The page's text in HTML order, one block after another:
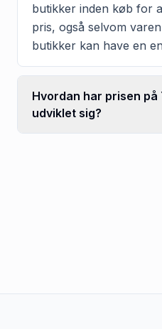
butikker inden køb for
pris, også selvom
butikker kan have en
Hvordan har prisen på
udviklet sig?